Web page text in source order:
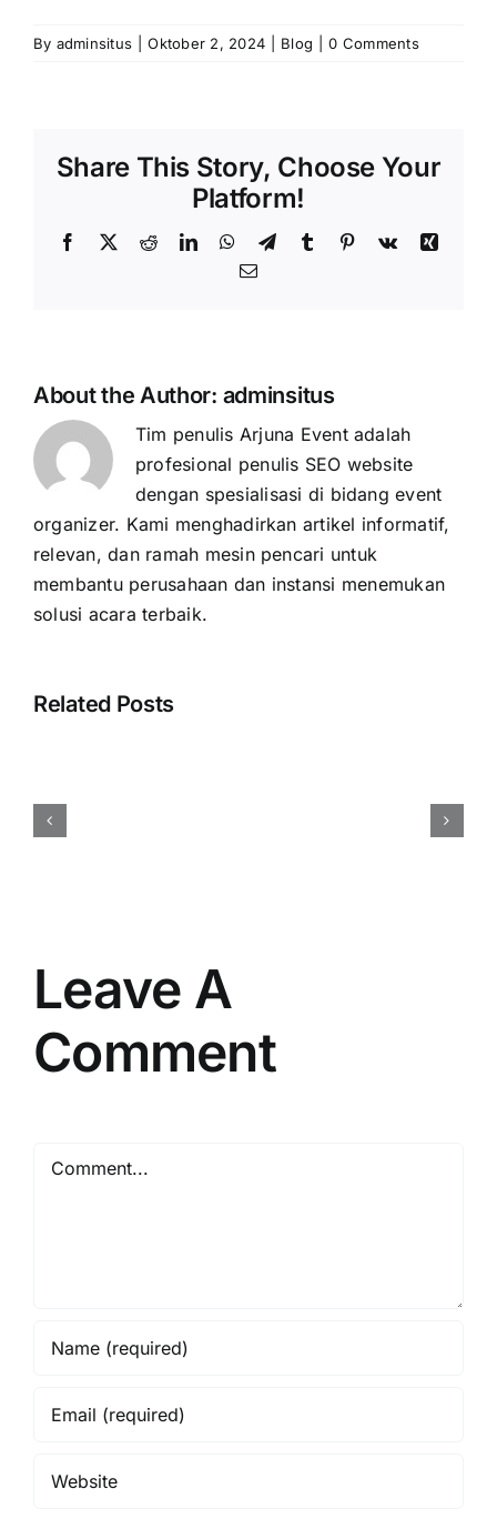
By adminsitus Oktober 2, 2024 Blog 0 Comments
Share This Story, Choose Your
Platform!
Facebook
X RedditLinkedInWhatsApp
TelegramTumblr Pinterest
Vk
Xing
Email
About the Author: adminsitus
Tim penulis Arjuna Event adalah
profesional penulis SEO website
dengan spesialisasi di bidang event
organizer. Kami menghadirkan artikel informatif,
relevan, dan ramah mesin pencari untuk
membantu perusahaan dan instansi menemukan
solusi acara terbaik.
Related Posts
Leave A
Comment